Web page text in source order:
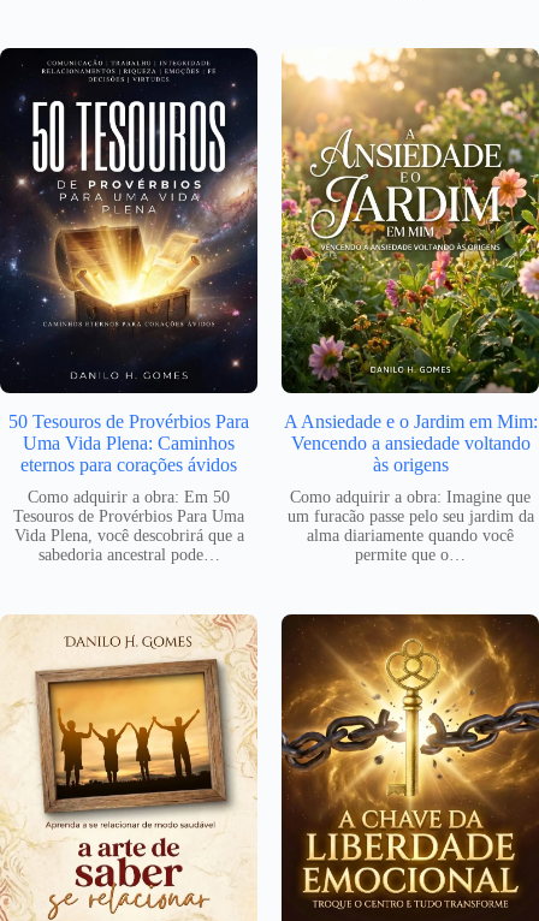
50 Tesouros de Provérbios Para
Uma Vida Plena: Caminhos
eternos para corações ávidos
Como adquirir a obra: Em 50
Tesouros de Provérbios Para Uma
Vida Plena, você descobrirá que a
sabedoria ancestral pode…
A Ansiedade e o Jardim em Mim:
Vencendo a ansiedade voltando
às origens
Como adquirir a obra: Imagine que
um furacão passe pelo seu jardim da
alma diariamente quando você
permite que o…